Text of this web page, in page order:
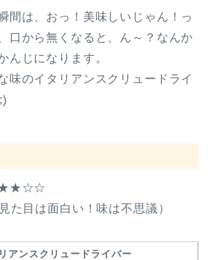
間は、おっ！美味しいじゃん！っ
口から無くなると、ん～？なんか
じになります。
味のイタリアンスクリュードライ
た目は面白い！味は不思議）
アンスクリュードライバー